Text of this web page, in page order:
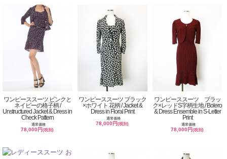
ワンピーススーツ ピンクと
ネイビーの格子柄 /
Unstructured Jacket & Dress in
Check Pattern
通常価格
78,000円(税別)
ワンピーススーツ ブラック
×ホワイト 花柄 / Jacket &
Dress in Floral Print
通常価格
78,000円(税別)
ワンピーススーツ ブラッ
ク×レッドS字柄生地 / Bolero
& Dress Ensemble in S-Letter
Print
通常価格
78,000円(税別)